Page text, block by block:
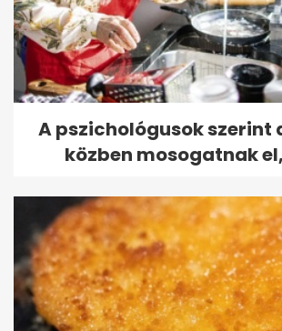
A pszichológusok szerint
közben mosogatnak